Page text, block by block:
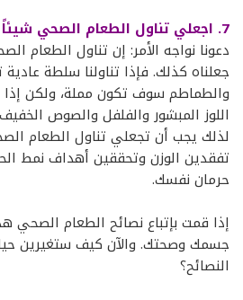
7. اجعلي تناول الطعام الصحي شيئاً ممتعاً
دعونا نواجه الأمر: إن تناول الطعام
جعلناه كذلك. فإذا تناولنا سلطة
والطماطم سوف تكون مملة، ولكن إذا
اللوز المبشور والفلفل والصوص
لذلك يجب أن تجعلي تناول الطعام
تفقدين الوزن وتحققين أهداف نمط
حرمان نفسك.
إذا قمت بإتباع نصائح الطعام الصحي
جسمك وصحتك. والآن كيف ستغيرين
النصائح؟